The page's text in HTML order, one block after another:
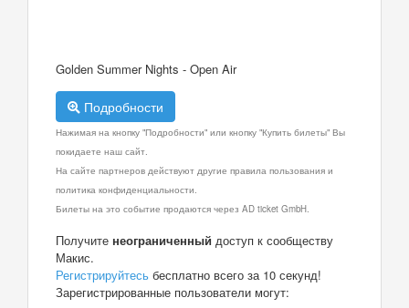
Golden Summer Nights - Open Air
Подробности
Нажимая на кнопку "Подробности" или кнопку "Купить билеты" Вы
покидаете наш сайт.
На сайте партнеров действуют другие правила пользования и
политика конфиденциальности.
Билеты на это событие продаются через AD ticket GmbH.
Получите неограниченный доступ к сообществу
Макис.
Регистрируйтесь бесплатно всего за 10 секунд!
Зарегистрированные пользователи могут: